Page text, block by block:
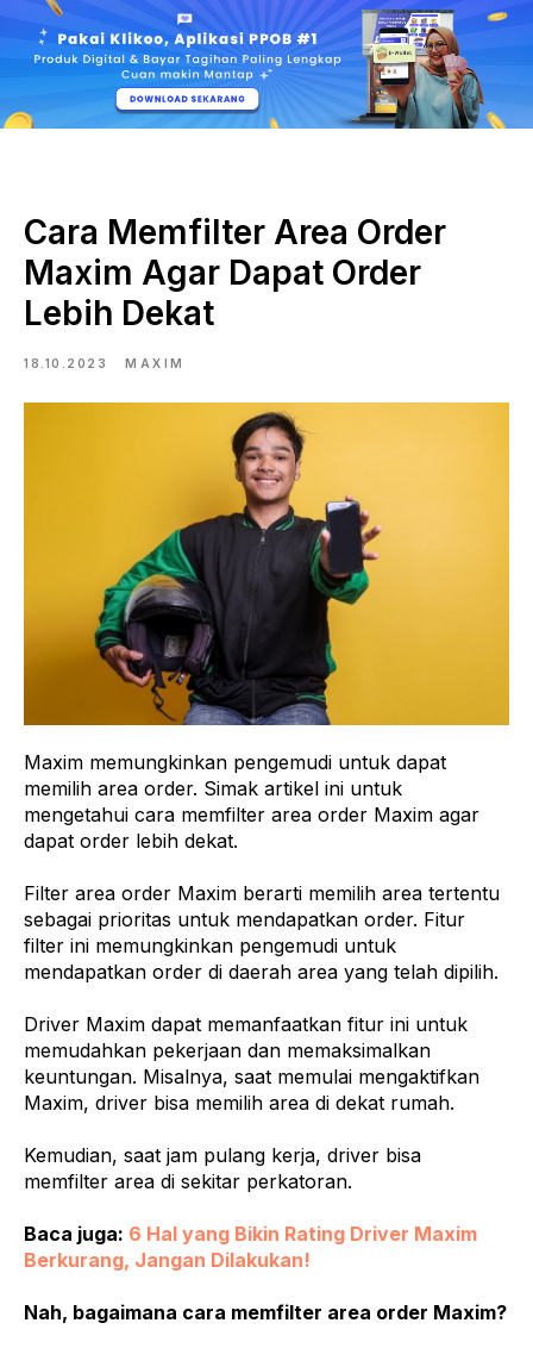
Cara Memfilter Area Order
Maxim Agar Dapat Order
Lebih Dekat
18.10.2023 MAXIM
Maxim memungkinkan pengemudi untuk dapat
memilih area order. Simak artikel ini untuk
mengetahui cara memfilter area order Maxim agar
dapat order lebih dekat.
Filter area order Maxim berarti memilih area tertentu
sebagai prioritas untuk mendapatkan order. Fitur
filter ini memungkinkan pengemudi untuk
mendapatkan order di daerah area yang telah dipilih.
Driver Maxim dapat memanfaatkan fitur ini untuk
memudahkan pekerjaan dan memaksimalkan
keuntungan. Misalnya, saat memulai mengaktifkan
Maxim, driver bisa memilih area di dekat rumah.
Kemudian, saat jam pulang kerja, driver bisa
memfilter area di sekitar perkatoran.
Baca juga: 6 Hal yang Bikin Rating Driver Maxim
Berkurang, Jangan Dilakukan!
Nah, bagaimana cara memfilter area order Maxim?